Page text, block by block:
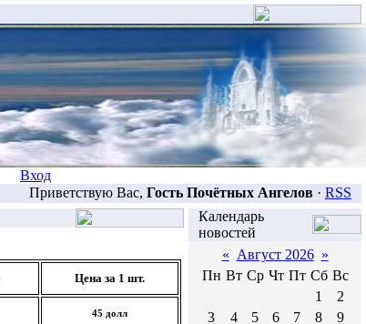
Вход
Приветствую Вас, Гость Почётных Ангелов · RSS
Цена за 1 шт.
45 долл
Календарь
новостей
« Август 2026 »
Пн Вт Ср Чт Пт Сб Вс
1
2
3
4 5 6 7 8
9